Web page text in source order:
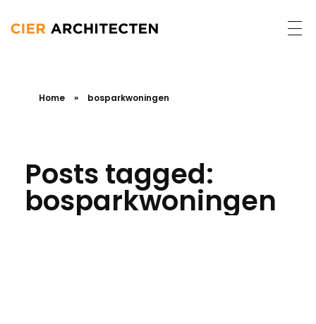
Home » bosparkwoningen
Posts tagged:
bosparkwoningen